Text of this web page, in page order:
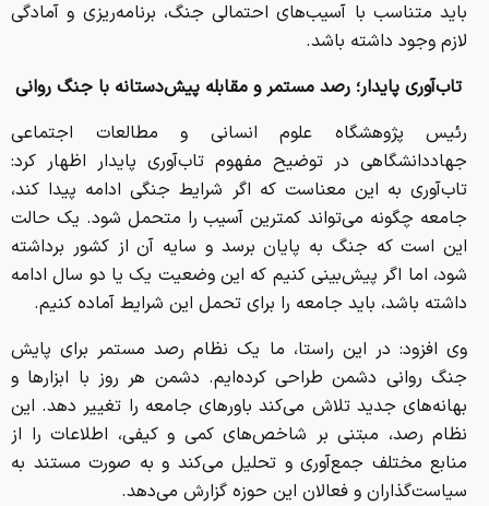
باید متناسب با آسیب‌های احتمالی جنگ، برنامه‌ریزی و آمادگی
لازم وجود داشته باشد.
تاب‌آوری پایدار؛ رصد مستمر و مقابله پیش‌دستانه با جنگ روانی
رئیس پژوهشگاه علوم انسانی و مطالعات اجتماعی
جهاددانشگاهی در توضیح مفهوم تاب‌آوری پایدار اظهار کرد:
تاب‌آوری به این معناست که اگر شرایط جنگی ادامه پیدا کند،
جامعه چگونه می‌تواند کمترین آسیب را متحمل شود. یک حالت
این است که جنگ به پایان برسد و سایه آن از کشور برداشته
شود، اما اگر پیش‌بینی کنیم که این وضعیت یک یا دو سال ادامه
داشته باشد، باید جامعه را برای تحمل این شرایط آماده کنیم.
وی افزود: در این راستا، ما یک نظام رصد مستمر برای پایش
جنگ روانی دشمن طراحی کرده‌ایم. دشمن هر روز با ابزارها و
بهانه‌های جدید تلاش می‌کند باورهای جامعه را تغییر دهد. این
نظام رصد، مبتنی بر شاخص‌های کمی و کیفی، اطلاعات را از
منابع مختلف جمع‌آوری و تحلیل می‌کند و به صورت مستند به
سیاست‌گذاران و فعالان این حوزه گزارش می‌دهد.